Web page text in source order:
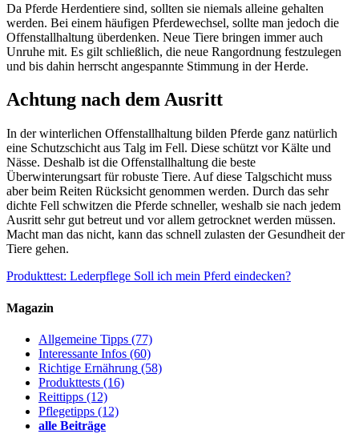
Da Pferde Herdentiere sind, sollten sie niemals alleine gehalten
werden. Bei einem häufigen Pferdewechsel, sollte man jedoch die
Offenstallhaltung überdenken. Neue Tiere bringen immer auch
Unruhe mit. Es gilt schließlich, die neue Rangordnung festzulegen
und bis dahin herrscht angespannte Stimmung in der Herde.
Achtung nach dem Ausritt
In der winterlichen Offenstallhaltung bilden Pferde ganz natürlich
eine Schutzschicht aus Talg im Fell. Diese schützt vor Kälte und
Nässe. Deshalb ist die Offenstallhaltung die beste
Überwinterungsart für robuste Tiere. Auf diese Talgschicht muss
aber beim Reiten Rücksicht genommen werden. Durch das sehr
dichte Fell schwitzen die Pferde schneller, weshalb sie nach jedem
Ausritt sehr gut betreut und vor allem getrocknet werden müssen.
Macht man das nicht, kann das schnell zulasten der Gesundheit der
Tiere gehen.
Produkttest: Lederpflege Soll ich mein Pferd eindecken?
Magazin
Allgemeine Tipps (77)
Interessante Infos (60)
Richtige Ernährung (58)
Produkttests (16)
Reittipps (12)
Pflegetipps (12)
alle Beiträge